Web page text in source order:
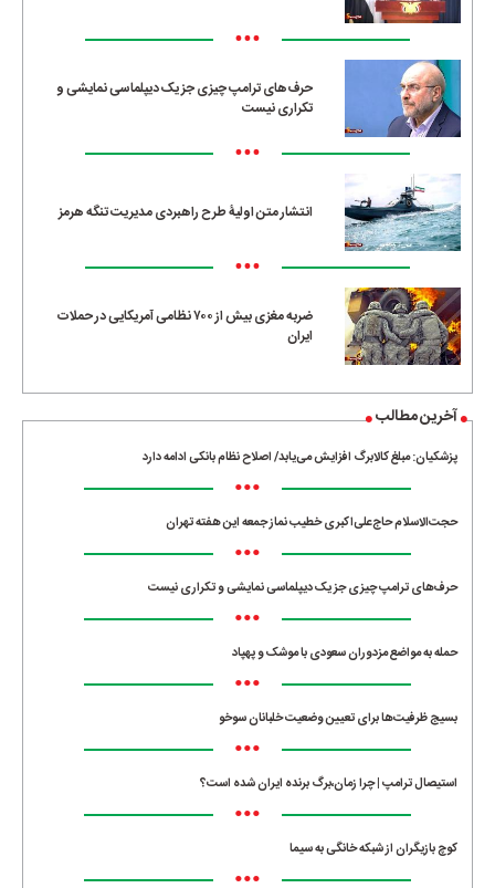
•••
حرف‌های ترامپ چیزی جز یک دیپلماسی نمایشی و
تکراری نیست
•••
انتشار متن اولیۀ طرح راهبردی مدیریت تنگه هرمز
•••
ضربه مغزی بیش از ۷۰۰ نظامی آمریکایی در حملات
ایران
آخرین مطالب
پزشکیان: مبلغ کالابرگ افزایش می‌یابد/ اصلاح نظام بانکی ادامه دارد
•••
حجت‌الاسلام حاج‌علی‌اکبری خطیب نماز جمعه این هفته تهران
•••
حرف‌های ترامپ چیزی جز یک دیپلماسی نمایشی و تکراری نیست
•••
حمله به مواضع مزدوران سعودی با موشک و پهپاد
•••
بسیج ظرفیت‌ها برای تعیین وضعیت خلبانان سوخو
•••
استیصال ترامپ | چرا زمان،برگ برنده ایران شده است؟
•••
کوچ بازیگران از شبکه خانگی به سیما